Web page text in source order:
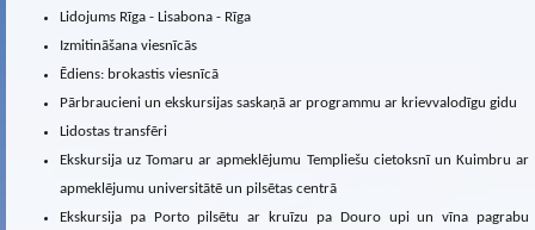
Lidojums Rīga - Lisabona - Rīga
Izmitināšana viesnīcās
Ēdiens: brokastis viesnīcā
Pārbraucieni un ekskursijas saskaņā ar programmu ar krievvalodīgu gidu
Lidostas transfēri
Ekskursija uz Tomaru ar apmeklējumu Templiešu cietoksnī un Kuimbru ar
apmeklējumu universitātē un pilsētas centrā
Ekskursija pa Porto pilsētu ar kruīzu pa Douro upi un vīna pagrabu